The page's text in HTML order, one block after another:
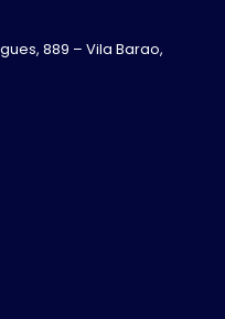
889 – Vila Barao,